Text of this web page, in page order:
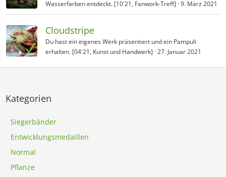
Wasserfarben entdeckt. [10'21, Fanwork-Treff] 9. März 2021
Cloudstripe
Du hast ein eigenes Werk präsentiert und ein Pampuli
erhalten. [04'21, Kunst und Handwerk] 27. Januar 2021
Kategorien
Siegerbänder
Entwicklungsmedaillen
Normal
Pflanze